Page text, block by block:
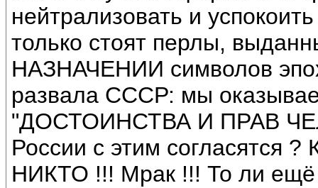
нейтрализовать и
только стоят перлы,
НАЗНАЧЕНИИ символов
развала СССР: мы
"ДОСТОИНСТВА И ПРАВ
России с этим согласятся
НИКТО !!! Мрак !!! То ли ещё